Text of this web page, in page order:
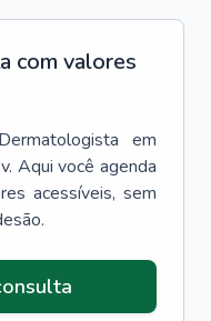
com valores
Dermatologista em
Aqui você agenda
acessíveis, sem